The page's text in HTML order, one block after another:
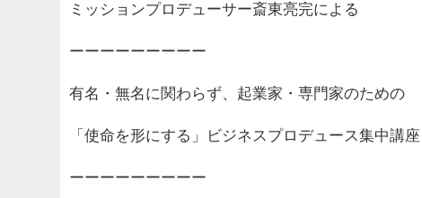
ミッションプロデューサー斎東亮完による
ーーーーーーーーー
有名・無名に関わらず、起業家・専門家のための
「使命を形にする」ビジネスプロデュース集中講座
ーーーーーーーーー